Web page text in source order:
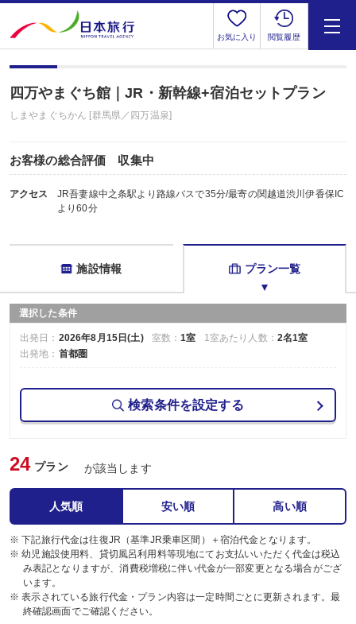
お気に入り 閲覧履歴
四万やまぐち館｜JR・新幹線+宿泊セットプラン
しまやまぐちかん [群馬県／四万温泉]
お客様の総合評価 収集中
アクセス
JR吾妻線中之条駅より路線バスで35分/最寄の関越道渋川伊香保IC
より60分
施設情報 プラン一覧
選択した条件
出発日： 2026年8月15日(土) 室数：1室 1室あたり人数： 2名1室
出発地： 首都圏
検索条件を設定する
24 プラン が該当します
人気順 安い順 高い順
※ 下記旅行代金は往復JR（基準JR乗車区間）＋宿泊代金となります。
※ 幼児施設使用料、貸切風呂利用料等現地にてお支払いいただく代金は税込
み表記となりますが、消費税増税に伴い代金が一部変更となる場合がござ
います。
※ 表示されている旅行代金・プラン内容は一定時間ごとに更新されます。最
終確認画面でご確認ください。